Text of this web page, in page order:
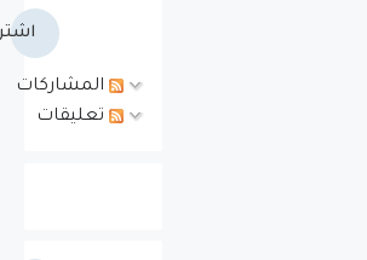
المشاركات
تعليقات